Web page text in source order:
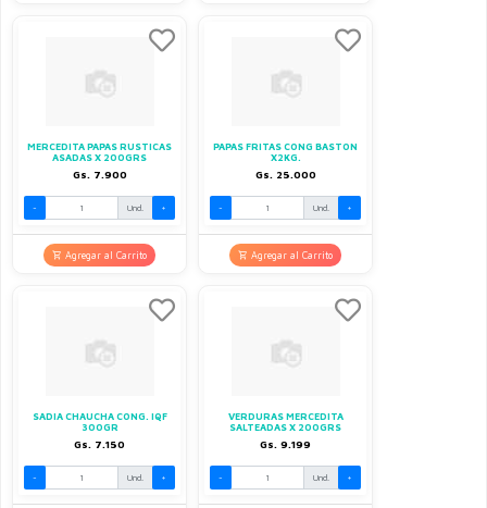
MERCEDITA PAPAS RUSTICAS
ASADAS X 200GRS
Gs. 7.900
- Und. +
Agregar al Carrito
PAPAS FRITAS CONG BASTON
X2KG.
Gs. 25.000
- Und. +
Agregar al Carrito
SADIA CHAUCHA CONG. IQF
300GR
Gs. 7.150
- Und. +
VERDURAS MERCEDITA
SALTEADAS X 200GRS
Gs. 9.199
- Und. +